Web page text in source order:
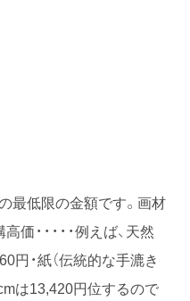
最低限の金額です。画材
・・・・・例えば、天然
・紙（伝統的な手漉き
は13,420円位するので